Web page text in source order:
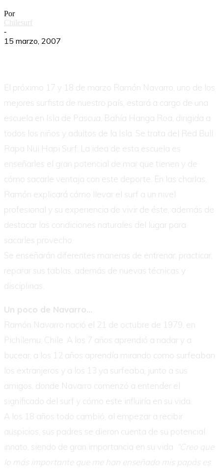
Por
Chilesurf
-
15 marzo, 2007
El próximo 17 y 18 de marzo Ramón Navarro, uno de los
mejores surfista de nuestro país, estará a cargo de una
escuela en Isla de Pascua, Bahía Hanga Roa, dirigida a
todos los niños y adultos de la Isla. Se trata del Red Bull
Rapa Nui Hapi Surf. La idea de esta escuela es
enseñarles el gran potencial de mar que tienen y de
cómo sacarle ventaja con este deporte. En las charlas,
Ramón explicará cómo llevar el surf a un nivel
profesional y su experiencia de vivir de éste, además de
destacar las condiciones naturales del lugar para
sacarles provecho.
Se enseñarán diferentes maneras de entrenar, practicar,
reparar sus tablas, además de nuevas técnicas y
disciplinas.
Un poco de Navarro…
Ramón Navarro nació el 21 de octubre de 1979, en
Pichilemu, Chile. A los 7 años aprendió a nadar y a
bucear, a los 12 años aprendía mirando como surfeaban
los extranjeros y a los 13 ya surfeaba, junto a sus
amigos, donde Navarro comenzó a entender el
significado del surf y cómo este influiría en su vida.
A los 18 años todo cambió, al empezar a recibir
auspicios, sus padres se dieron cuenta de su potencial
innato, siendo de gran importancia en su vida. “Creo que
lo más importante que me han enseñado mis papás es